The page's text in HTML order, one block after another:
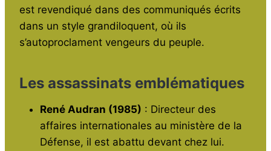
est revendiqué dans des communiqués écrits
dans un style grandiloquent, où ils
s’autoproclament vengeurs du peuple.
Les assassinats emblématiques
René Audran (1985) : Directeur des
affaires internationales au ministère de la
Défense, il est abattu devant chez lui.